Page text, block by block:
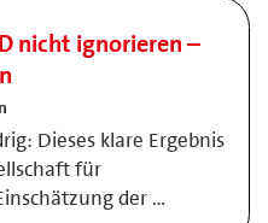
nicht ignorieren –
Dieses klare Ergebnis
für
der …